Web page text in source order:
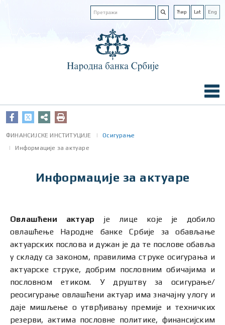
Ћир Lat Eng
ФИНАНСИЈСКЕ ИНСТИТУЦИЈЕ
Осигурање
Информације за актуаре
Информације за актуаре
Овлашћени актуар је лице које је добило
овлашћење Народне банке Србије за обављање
актуарских послова и дужан је да те послове обавља
у складу са законом, правилима струке осигурања и
актуарске струке, добрим пословним обичајима и
пословном етиком. У друштву за осигурање/
реосигурање овлашћени актуар има значајну улогу и
даје мишљење о утврђивању премије и техничких
резерви, актима пословне политике, финансијским